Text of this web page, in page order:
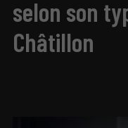
selon son
Châtillon